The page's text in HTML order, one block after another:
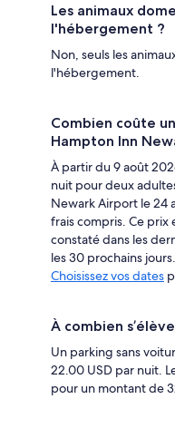
Les animaux
l'hébergement ?
Non, seuls les
l'hébergement.
Combien coûte
Hampton Inn
À partir du 9 août
nuit pour deux
Newark Airport le 24
frais compris. Ce prix
constaté dans les
les 30 prochains
Choisissez vos dates
À combien
Un parking sans
22.00 USD par nuit.
pour un montant de